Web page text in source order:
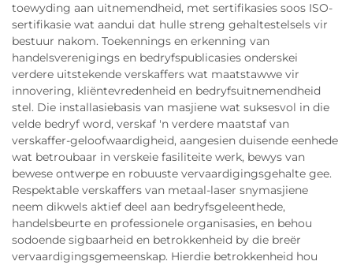
toewyding aan uitnemendheid, met sertifikasies soos ISO-
sertifikasie wat aandui dat hulle streng gehaltestelsels vir
bestuur nakom. Toekennings en erkenning van
handelsverenigings en bedryfspublicasies onderskei
verdere uitstekende verskaffers wat maatstawwe vir
innovering, kliëntevredenheid en bedryfsuitnemendheid
stel. Die installasiebasis van masjiene wat suksesvol in die
velde bedryf word, verskaf 'n verdere maatstaf van
verskaffer-geloofwaardigheid, aangesien duisende eenhede
wat betroubaar in verskeie fasiliteite werk, bewys van
bewese ontwerpe en robuuste vervaardigingsgehalte gee.
Respektable verskaffers van metaal-laser snymasjiene
neem dikwels aktief deel aan bedryfsgeleenthede,
handelsbeurte en professionele organisasies, en behou
sodoende sigbaarheid en betrokkenheid by die breër
vervaardigingsgemeenskap. Hierdie betrokkenheid hou